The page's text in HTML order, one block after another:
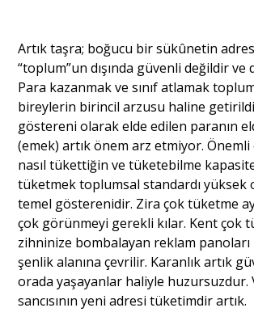
Artık taşra; boğucu bir sükûnetin
“toplum”un dışında güvenli değildir ve
Para kazanmak ve sınıf atlamak
bireylerin birincil arzusu haline getirildi.
göstereni olarak elde edilen paranın
(emek) artık önem arz etmiyor.
nasıl tükettiğin ve tüketebilme
tüketmek toplumsal standardı yüksek
temel gösterenidir. Zira çok tüketme
çok görünmeyi gerekli kılar. Kent çok
zihninize bombalayan reklam panoları
şenlik alanına çevrilir. Karanlık artık
orada yaşayanlar haliyle huzursuzdur.
sancısının yeni adresi tüketimdir artık.